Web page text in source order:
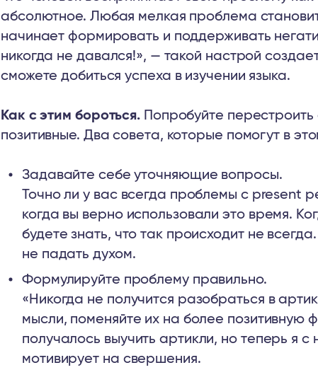
абсолютное. Любая мелкая проблема
начинает формировать и поддерживать
никогда не давался!», — такой настрой
сможете добиться успеха в изучении языка.
Как с этим бороться. Попробуйте
позитивные. Два совета, которые помогут в
Задавайте себе уточняющие вопросы.
Точно ли у вас всегда проблемы с present
когда вы верно использовали это время.
будете знать, что так происходит не
не падать духом.
Формулируйте проблему правильно.
«Никогда не получится разобраться в
мысли, поменяйте их на более позитивную
получалось выучить артикли, но теперь я
мотивирует на свершения.